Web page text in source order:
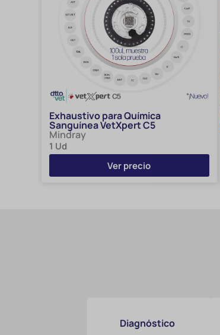
Exhaustivo para Química
Sanguínea VetXpert C5
Mindray
1 Ud
Ver precio
Diagnóstico